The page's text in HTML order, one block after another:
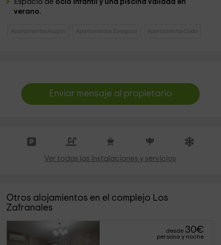
Espacio de ocio infantil y una piscina vallada en
verano.
Apartamentos Aragón Apartamentos Zaragoza Apartamentos Codo
Enviar mensaje al propietario
Ver todas las instalaciones y servicios
Otros alojamientos en el complejo Los
Zafranales
desde 30€
persona y noche